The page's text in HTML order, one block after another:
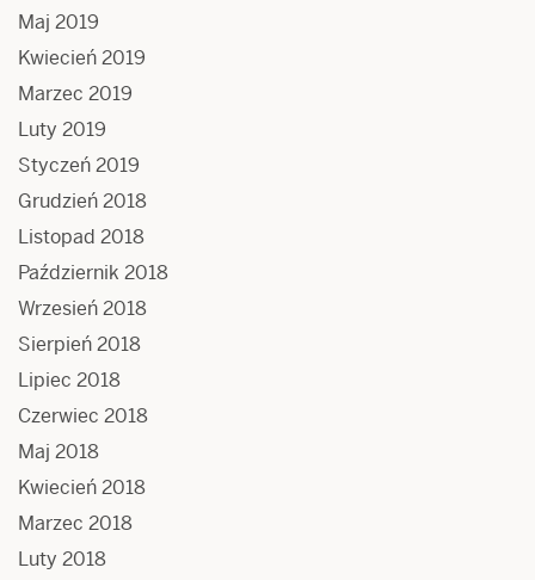
Maj 2019
Kwiecień 2019
Marzec 2019
Luty 2019
Styczeń 2019
Grudzień 2018
Listopad 2018
Październik 2018
Wrzesień 2018
Sierpień 2018
Lipiec 2018
Czerwiec 2018
Maj 2018
Kwiecień 2018
Marzec 2018
Luty 2018